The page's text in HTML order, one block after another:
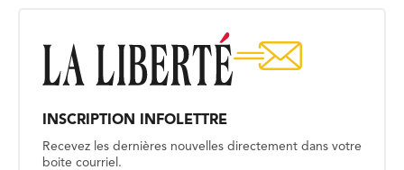
INSCRIPTION INFOLETTRE
Recevez les dernières nouvelles directement dans votre
boite courriel.